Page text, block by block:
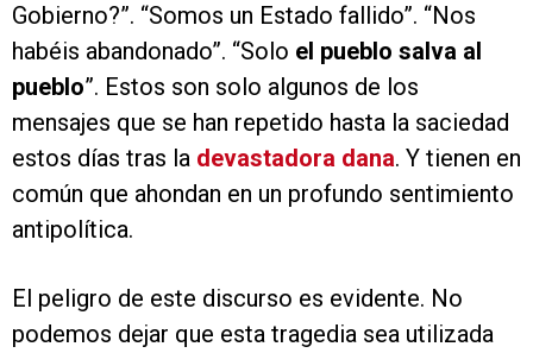
Gobierno?”. “Somos un Estado fallido”. “Nos
habéis abandonado”. “Solo el pueblo salva al
pueblo”. Estos son solo algunos de los
mensajes que se han repetido hasta la saciedad
estos días tras la devastadora dana. Y tienen en
común que ahondan en un profundo sentimiento
antipolítica.
El peligro de este discurso es evidente. No
podemos dejar que esta tragedia sea utilizada